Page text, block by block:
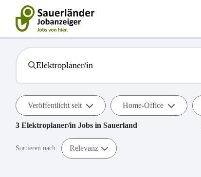
Veröffentlicht seit Home-Office
3 Elektroplaner/in Jobs in Sauerland
Sortieren nach: Relevanz